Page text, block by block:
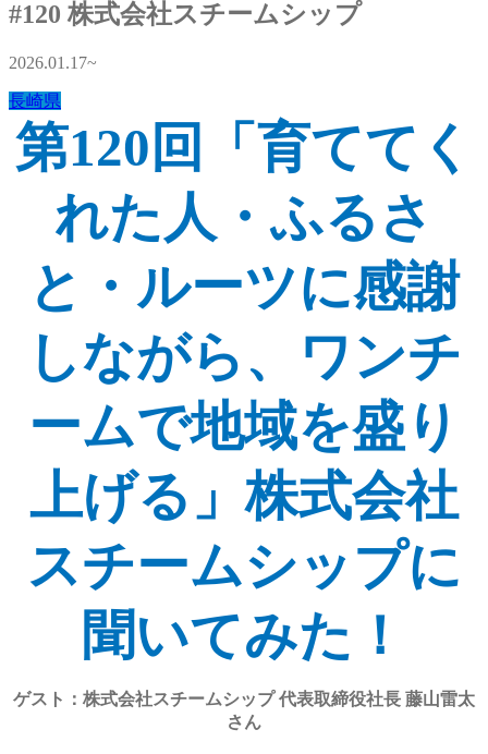
#120 株式会社スチームシップ
2026.01.17~
長崎県
第120回「育ててく
れた人・ふるさ
と・ルーツに感謝
しながら、ワンチ
ームで地域を盛り
上げる」株式会社
スチームシップに
聞いてみた！
ゲスト：株式会社スチームシップ 代表取締役社長 藤山雷太
さん